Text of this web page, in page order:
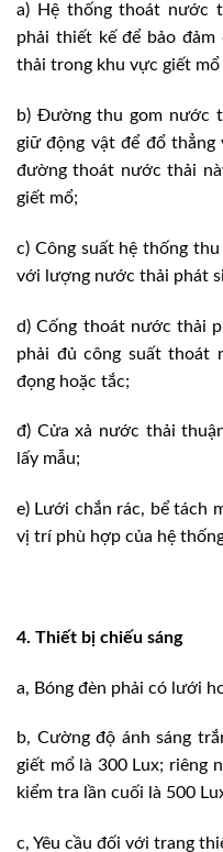
a) Hệ thống thoát nước
phải thiết kế để bảo
thải trong khu vực giết
b) Đường thu gom nước
giữ động vật để đổ
đường thoát nước thải
giết mổ;
c) Công suất hệ thống
với lượng nước thải phát
d) Cống thoát nước thải
phải đủ công suất thoát
đọng hoặc tắc;
đ) Cửa xả nước thải
lấy mẫu;
e) Lưới chắn rác, bể tách
vị trí phù hợp của hệ
4. Thiết bị chiếu sáng
a, Bóng đèn phải có lưới
b, Cường độ ánh sáng
giết mổ là 300 Lux; riêng
kiểm tra lần cuối là 500
c, Yêu cầu đối với trang